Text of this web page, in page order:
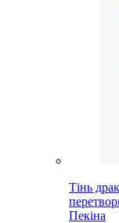
Тінь
Пекіна